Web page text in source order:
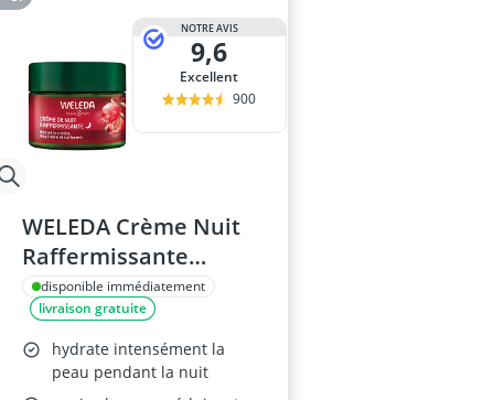
NOTRE AVIS
9,6
Excellent
900
WELEDA Crème Nuit
Raffermissante
Grenade et Maca 40ml
disponible immédiatement
livraison gratuite
hydrate intensément la
peau pendant la nuit